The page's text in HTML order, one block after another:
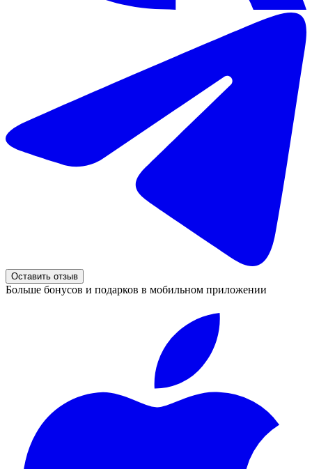
Оставить отзыв
Больше бонусов и подарков в мобильном приложении